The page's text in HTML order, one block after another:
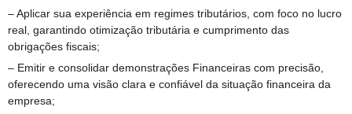
– Aplicar sua experiência em regimes tributários, com foco no lucro
real, garantindo otimização tributária e cumprimento das
obrigações fiscais;
– Emitir e consolidar demonstrações Financeiras com precisão,
oferecendo uma visão clara e confiável da situação financeira da
empresa;